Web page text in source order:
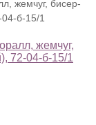
жемчуг,
72-04-б-15/1